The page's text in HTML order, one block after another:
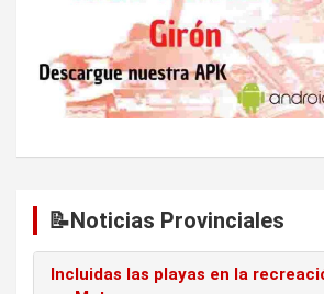
📝Noticias Provinciales
Incluidas las playas en la